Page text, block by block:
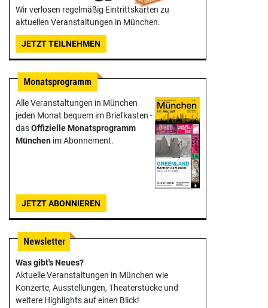
Wir verlosen regelmäßig Eintrittskarten zu
aktuellen Veranstaltungen in München.
JETZT TEILNEHMEN
Alle Veranstaltungen in München
jeden Monat bequem im Briefkasten -
dasOffizielle Monats­programm
München im Abonnement.
JETZT ABONNIEREN
Was gibt's Neues?
Aktuelle Veranstaltungen in München wie
Konzerte, Ausstellungen, Theater­stücke und
weitere Highlights auf einen Blick!